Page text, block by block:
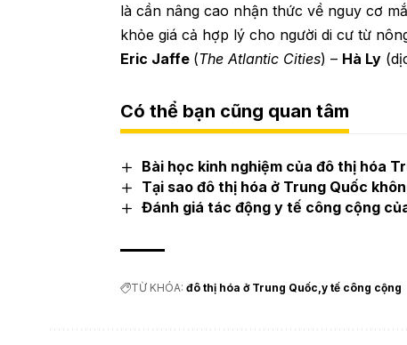
là cần nâng cao nhận thức về nguy cơ
khỏe giá cả hợp lý cho người di cư từ
Eric Jaffe (The Atlantic Cities) – Hà Ly
Có thể bạn cũng quan tâm
Bài học kinh nghiệm của đô thị hóa
Tại sao đô thị hóa ở Trung Quốc
Đánh giá tác động y tế công cộng
TỪ KHÓA: đô thị hóa ở Trung Quốc y tế công cộng